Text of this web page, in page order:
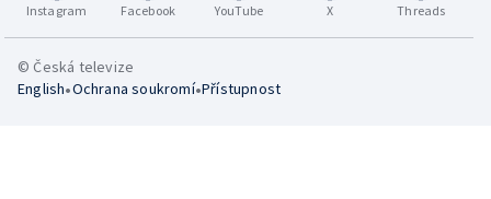
Instagram Facebook YouTube X Threads
© Česká televize
English•Ochrana soukromí•Přístupnost